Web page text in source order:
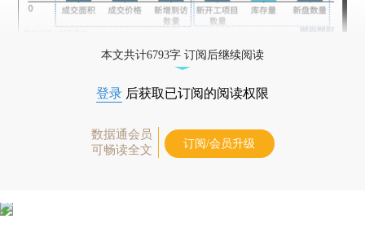
本文共计6793字 订阅后继续阅读
登录 后获取已订阅的阅读权限
数据通会员
可畅读全文
订阅/会员升级